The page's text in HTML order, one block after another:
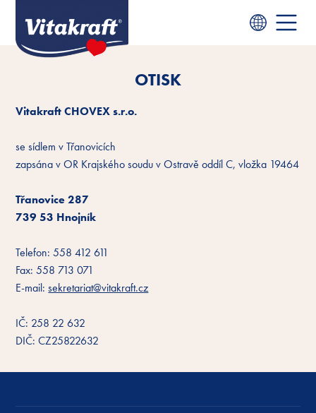
OTISK
Vitakraft CHOVEX s.r.o.
se sídlem v Třanovicích
zapsána v OR Krajského soudu v Ostravě oddíl C, vložka 19464
Třanovice 287
739 53 Hnojník
Telefon: 558 412 611
Fax: 558 713 071
E-mail:sekretariat@vitakraft.cz
IČ: 258 22 632
DIČ: CZ25822632